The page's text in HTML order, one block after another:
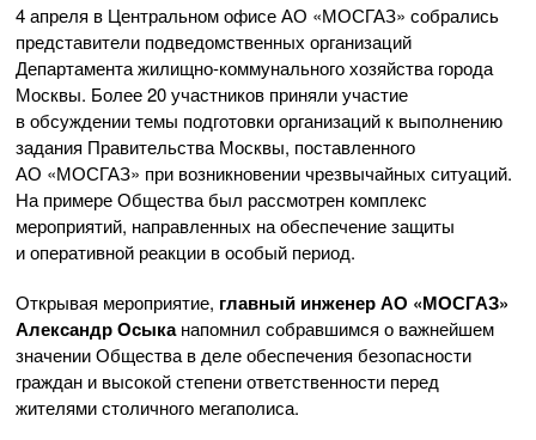
4 апреля в Центральном офисеАО «МОСГАЗ» собрались
представители подведомственных организаций
Департаментажилищно-коммунальногохозяйства города
Москвы. Более 20 участников приняли участие
в обсуждении темы подготовки организаций к выполнению
задания Правительства Москвы, поставленного
АО «МОСГАЗ» при возникновении чрезвычайных ситуаций.
На примере Общества был рассмотрен комплекс
мероприятий, направленных на обеспечение защиты
и оперативной реакции в особый период.
Открывая мероприятие, главный инженерАО «МОСГАЗ»
Александр Осыканапомнил собравшимся о важнейшем
значении Общества в деле обеспечения безопасности
граждан и высокой степени ответственности перед
жителями столичного мегаполиса.